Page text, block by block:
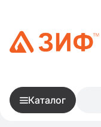
Каталог